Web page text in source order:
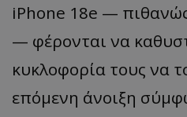
iPhone 18e —
— φέρονται να
κυκλοφορία τους να
επόμενη άνοιξη